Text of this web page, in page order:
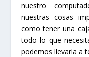
nuestro
nuestras cosas
como tener una
todo lo que
podemos llevarla a